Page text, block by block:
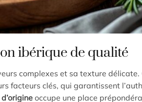
ibérique de qualité
complexes et sa texture délicate.
facteurs clés, qui garantissent
occupe une place